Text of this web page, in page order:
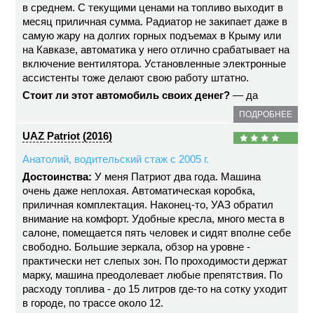
в среднем. С текущими ценами на топливо выходит в
месяц приличная сумма. Радиатор не закипает даже в
самую жару на долгих горных подъемах в Крыму или
на Кавказе, автоматика у него отлично срабатывает на
включение вентилятора. Установленные электронные
ассистенты тоже делают свою работу штатно.
Стоит ли этот автомобиль своих денег? — да
ПОДРОБНЕЕ
UAZ Patriot (2016)
Анатолий, водительский стаж с 2005 г.
Достоинства: У меня Патриот два года. Машина
очень даже неплохая. Автоматическая коробка,
приличная комплектация. Наконец-то, УАЗ обратил
внимание на комфорт. Удобные кресла, много места в
салоне, помещается пять человек и сидят вполне себе
свободно. Большие зеркала, обзор на уровне -
практически нет слепых зон. По проходимости держат
марку, машина преодолевает любые препятствия. По
расходу топлива - до 15 литров где-то на сотку уходит
в городе, по трассе около 12.